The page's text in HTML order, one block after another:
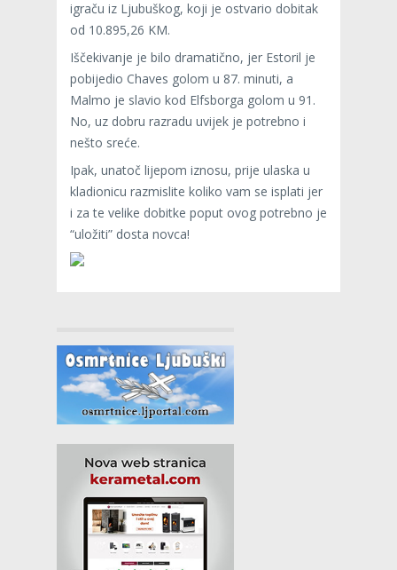
igraču iz Ljubuškog, koji je ostvario dobitak
od 10.895,26 KM.
Iščekivanje je bilo dramatično, jer Estoril je
pobijedio Chaves golom u 87. minuti, a
Malmo je slavio kod Elfsborga golom u 91.
No, uz dobru razradu uvijek je potrebno i
nešto sreće.
Ipak, unatoč lijepom iznosu, prije ulaska u
kladionicu razmislite koliko vam se isplati jer
i za te velike dobitke poput ovog potrebno je
“uložiti” dosta novca!